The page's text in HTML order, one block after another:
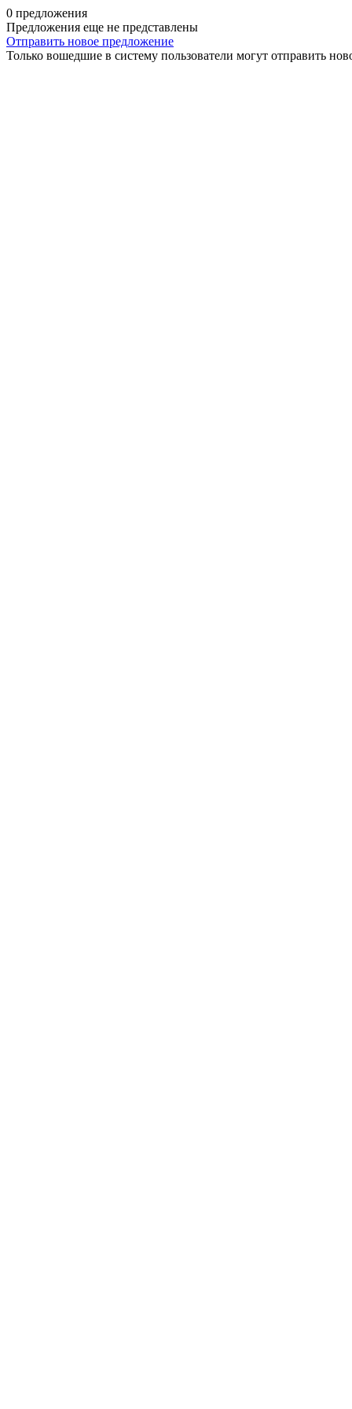
0 предложения
Предложения еще не представлены
Отправить новое предложение
Только вошедшие в систему пользователи могут отправить